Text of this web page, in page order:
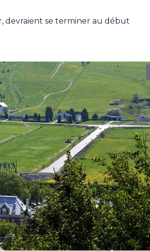
devraient se terminer au début